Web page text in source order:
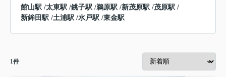
館山駅 /太東駅 /銚子駅 /鵜原駅 /新茂原駅 /茂原駅 /
新鉾田駅 /土浦駅 /水戸駅 /東金駅
1件